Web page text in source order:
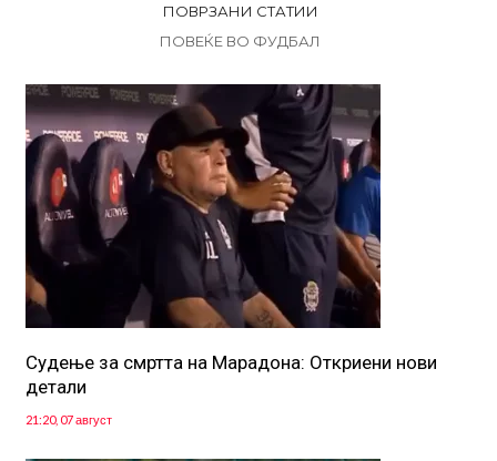
ПОВРЗАНИ СТАТИИ
ПОВЕЌЕ ВО ФУДБАЛ
Судење за смртта на Марадона: Откриени нови
детали
21:20, 07 август